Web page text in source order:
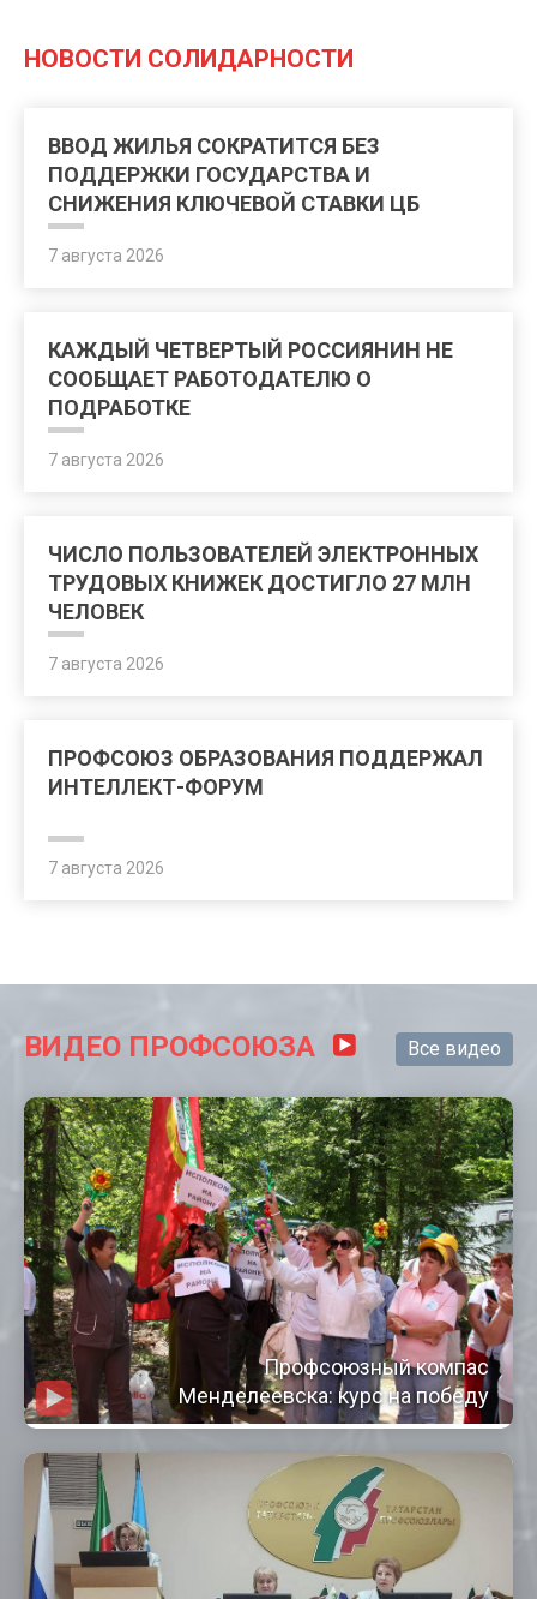
НОВОСТИ СОЛИДАРНОСТИ
ВВОД ЖИЛЬЯ СОКРАТИТСЯ БЕЗ
ПОДДЕРЖКИ ГОСУДАРСТВА И
СНИЖЕНИЯ КЛЮЧЕВОЙ СТАВКИ ЦБ
7 августа 2026
КАЖДЫЙ ЧЕТВЕРТЫЙ РОССИЯНИН НЕ
СООБЩАЕТ РАБОТОДАТЕЛЮ О
ПОДРАБОТКЕ
7 августа 2026
ЧИСЛО ПОЛЬЗОВАТЕЛЕЙ ЭЛЕКТРОННЫХ
ТРУДОВЫХ КНИЖЕК ДОСТИГЛО 27 МЛН
ЧЕЛОВЕК
7 августа 2026
ПРОФСОЮЗ ОБРАЗОВАНИЯ ПОДДЕРЖАЛ
ИНТЕЛЛЕКТ-ФОРУМ
7 августа 2026
ВИДЕО ПРОФСОЮЗА Все видео
Профсоюзный компас
Менделеевска: курс на победу